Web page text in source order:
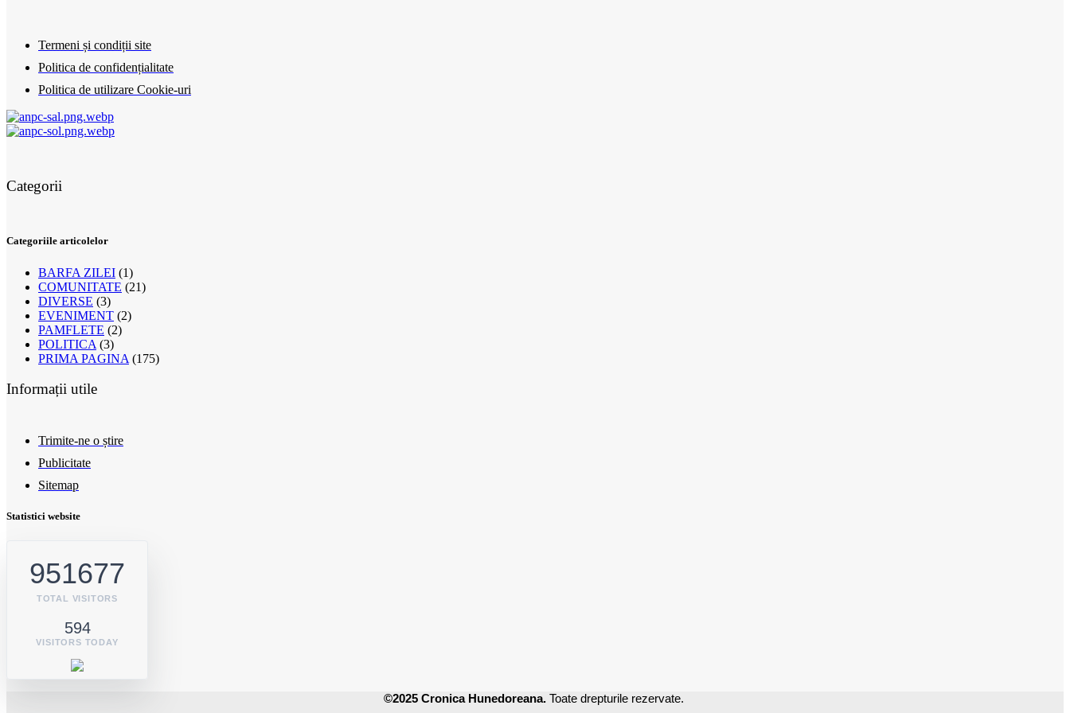
Termeni și condiții site
Politica de confidențialitate
Politica de utilizare Cookie-uri
Categorii
Categoriile articolelor
BARFA ZILEI (1)
COMUNITATE (21)
DIVERSE (3)
EVENIMENT (2)
PAMFLETE (2)
POLITICA (3)
PRIMA PAGINA (175)
Informații utile
Trimite-ne o știre
Publicitate
Sitemap
Statistici website
951677
TOTAL VISITORS
594
VISITORS TODAY
©2025 Cronica Hunedoreana.Toate drepturile rezervate.